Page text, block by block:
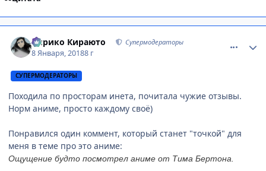
Кирико Кираюто Супермодераторы
8 Января, 20188 г
СУПЕРМОДЕРАТОРЫ
Походила по просторам инета, почитала чужие отзывы.
Норм аниме, просто каждому своё)
Понравился один коммент, который станет "точкой" для
меня в теме про это аниме:
Ощущение будто посмотрел аниме от Тима Бертона.